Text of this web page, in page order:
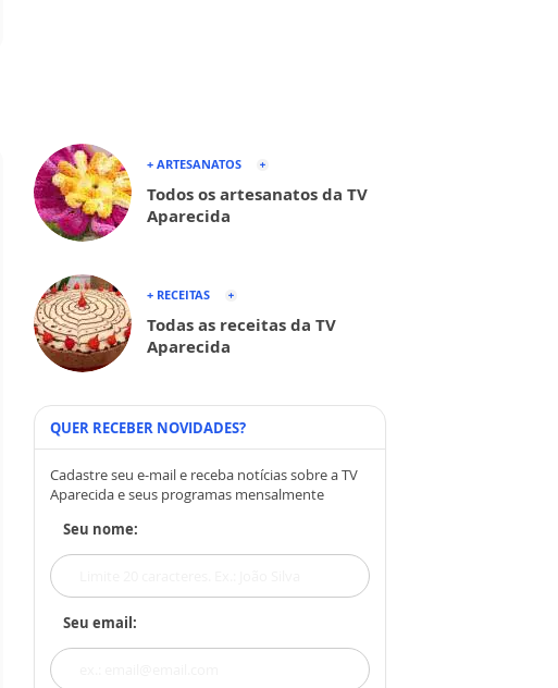
+ ARTESANATOS
Todos os artesanatos da TV
Aparecida
+ RECEITAS
Todas as receitas da TV
Aparecida
QUER RECEBER NOVIDADES?
Cadastre seu e-mail e receba notícias sobre a TV
Aparecida e seus programas mensalmente
Seu nome:
Seu email: